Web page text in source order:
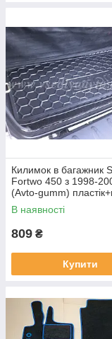
Килимок в багажник
Fortwo 450 з 1998-
(Avto-gumm)
В наявності
809 ₴
Купити